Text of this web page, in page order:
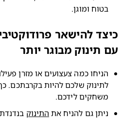
ומוגן.
להישאר
מבוגר יותר
לידכם.
גם להניח את התינוק